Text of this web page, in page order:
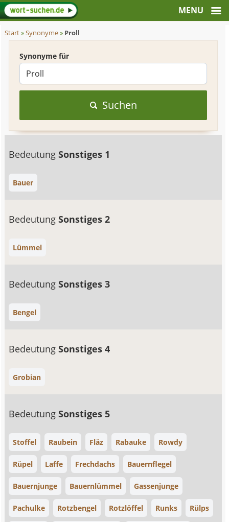
Start»Synonyme» Proll
Synonyme für
Suchen
BedeutungSonstiges 1
Bauer
BedeutungSonstiges 2
Lümmel
BedeutungSonstiges 3
Bengel
BedeutungSonstiges 4
Grobian
BedeutungSonstiges 5
Stoffel Raubein Fläz Rabauke Rowdy
Rüpel Laffe Frechdachs Bauernflegel
Bauernjunge Bauernlümmel Gassenjunge
Pachulke Rotzbengel Rotzlöffel Runks Rülps